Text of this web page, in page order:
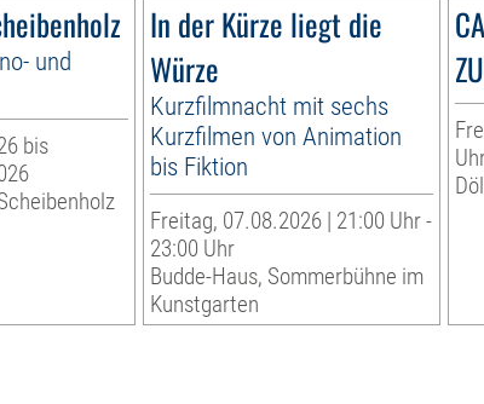
und
bis
In der Kürze liegt die
Würze
Kurzfilmnacht mit sechs
Kurzfilmen von Animation
bis Fiktion
Freitag, 07.08.2026 | 21:00 Uhr -
23:00 Uhr
Budde-Haus, Sommerbühne im
Kunstgarten